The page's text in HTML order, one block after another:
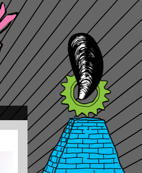
Ricerca
per: